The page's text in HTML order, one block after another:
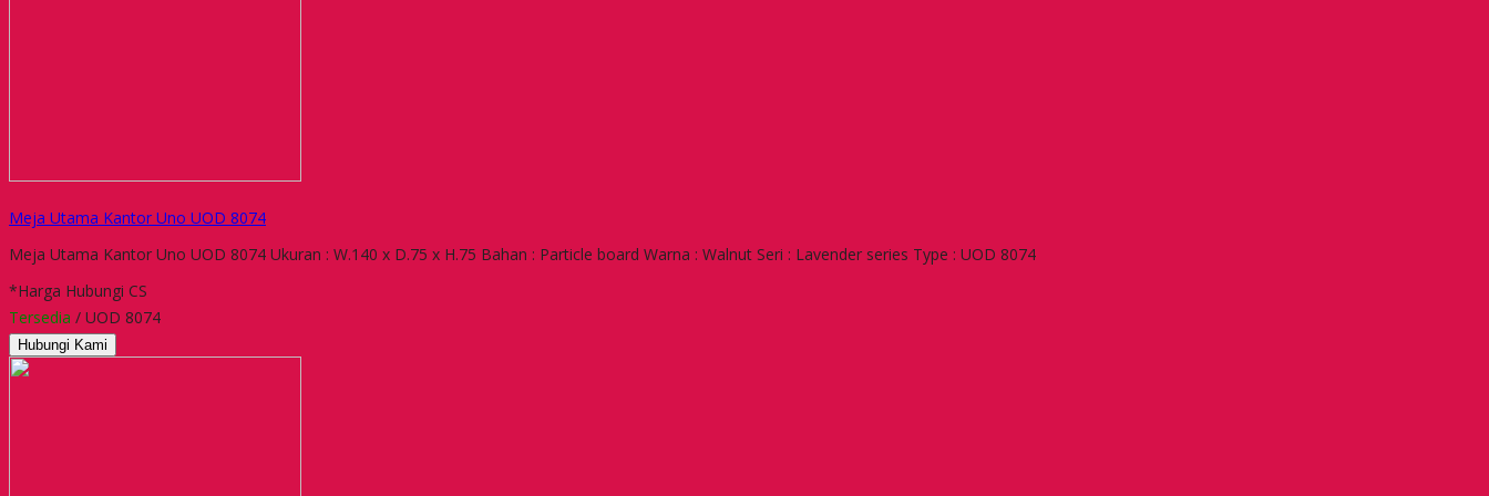
Meja Utama Kantor Uno UOD 8074
Meja Utama Kantor Uno UOD 8074 Ukuran : W.140 x D.75 x H.75 Bahan : Particle board Warna : Walnut Seri : Lavender series Type : UOD 8074
*Harga Hubungi CS
Tersedia / UOD 8074
Hubungi Kami